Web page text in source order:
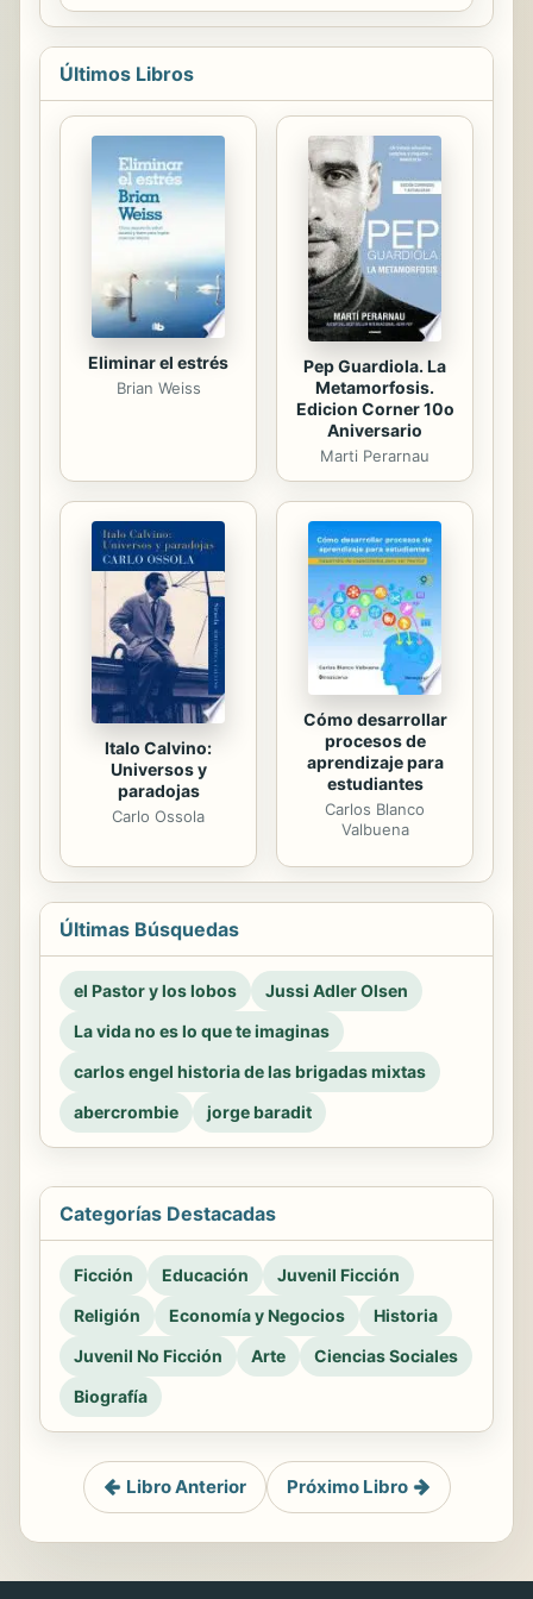
gráfica. Recopila los números 1 a 9
de los animales y su hábitat. El
Juego del final del libro ayudará a
reforzar el mensaje ecológico para
aportar su grano de arena.
Últimos Libros
Eliminar el estrés
Brian Weiss
Pep Guardiola. La
Metamorfosis.
Edicion Corner 10o
Aniversario
Marti Perarnau
Italo Calvino:
Universos y
paradojas
Carlo Ossola
Cómo desarrollar
procesos de
aprendizaje para
estudiantes
Carlos Blanco
Valbuena
Últimas Búsquedas
el Pastor y los lobos
Jussi Adler Olsen
La vida no es lo que te imaginas
carlos engel historia de las brigadas mixtas
abercrombie
jorge baradit
Categorías Destacadas
Ficción Educación
Juvenil Ficción
Religión
Economía y Negocios
Historia
Juvenil No Ficción
Arte
Ciencias Sociales
Biografía
Libro Anterior Próximo Libro